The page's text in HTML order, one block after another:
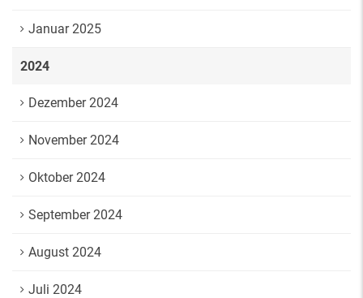
Januar 2025
2024
Dezember 2024
November 2024
Oktober 2024
September 2024
August 2024
Juli 2024